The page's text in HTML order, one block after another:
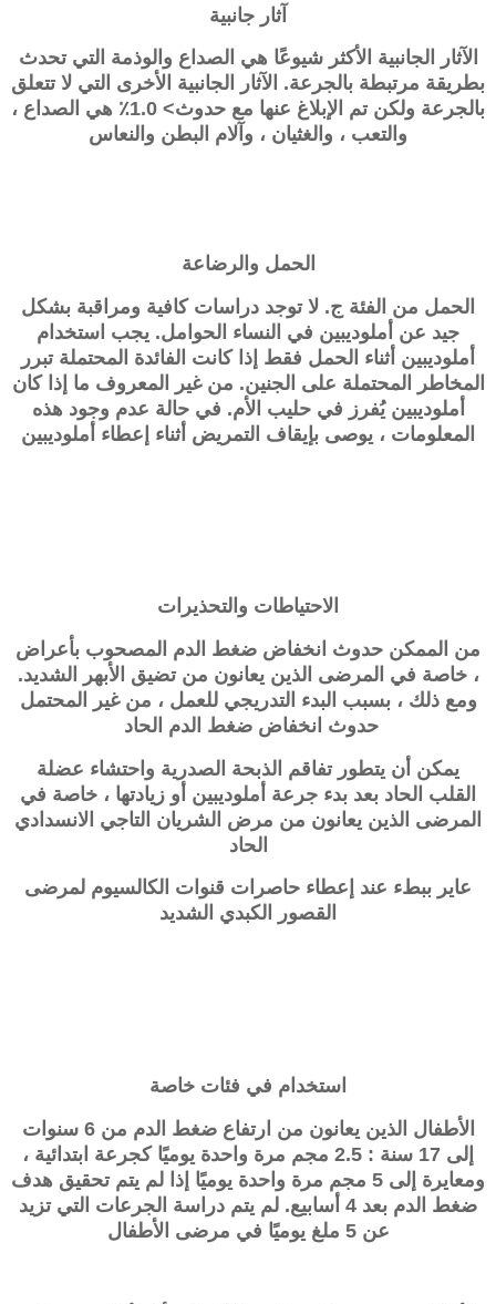
آثار جانبية
الآثار الجانبية الأكثر شيوعًا هي الصداع والوذمة التي تحدث
بطريقة مرتبطة بالجرعة. الآثار الجانبية الأخرى التي لا تتعلق
بالجرعة ولكن تم الإبلاغ عنها مع حدوث> 1.0٪ هي الصداع ،
والتعب ، والغثيان ، وآلام البطن والنعاس
الحمل والرضاعة
الحمل من الفئة ج. لا توجد دراسات كافية ومراقبة بشكل
جيد عن أملوديبين في النساء الحوامل. يجب استخدام
أملوديبين أثناء الحمل فقط إذا كانت الفائدة المحتملة تبرر
المخاطر المحتملة على الجنين. من غير المعروف ما إذا كان
أملوديبين يُفرز في حليب الأم. في حالة عدم وجود هذه
المعلومات ، يوصى بإيقاف التمريض أثناء إعطاء أملوديبين
الاحتياطات والتحذيرات
من الممكن حدوث انخفاض ضغط الدم المصحوب بأعراض
، خاصة في المرضى الذين يعانون من تضيق الأبهر الشديد.
ومع ذلك ، بسبب البدء التدريجي للعمل ، من غير المحتمل
حدوث انخفاض ضغط الدم الحاد
يمكن أن يتطور تفاقم الذبحة الصدرية واحتشاء عضلة
القلب الحاد بعد بدء جرعة أملوديبين أو زيادتها ، خاصة في
المرضى الذين يعانون من مرض الشريان التاجي الانسدادي
الحاد
عاير ببطء عند إعطاء حاصرات قنوات الكالسيوم لمرضى
القصور الكبدي الشديد
استخدام في فئات خاصة
الأطفال الذين يعانون من ارتفاع ضغط الدم من 6 سنوات
إلى 17 سنة : 2.5 مجم مرة واحدة يوميًا كجرعة ابتدائية ،
ومعايرة إلى 5 مجم مرة واحدة يوميًا إذا لم يتم تحقيق هدف
ضغط الدم بعد 4 أسابيع. لم يتم دراسة الجرعات التي تزيد
عن 5 ملغ يوميًا في مرضى الأطفال